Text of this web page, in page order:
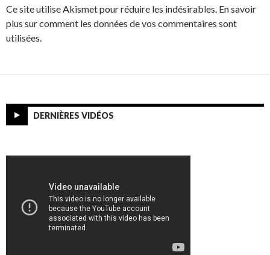
Ce site utilise Akismet pour réduire les indésirables. En savoir
plus sur comment les données de vos commentaires sont
utilisées.
DERNIÈRES VIDÉOS